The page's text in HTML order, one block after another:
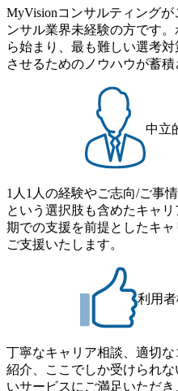
で主体的に動ける方 ・年齢
直に受け取れる方 ・推進力
6年8月23日(日)にSustainable
します。 当SUは「Globalで
ストの構造改革」といった
イアントがこれから取組む
った社会課題やテーマに対
事例などを基に企業の構造
みを行うプロフェッショナ
象となるポジションは下記
(調達改革・設備O&M)【
流改革/需給プロセス改革)【
プロセス分析・AI活用
Consultant職)≪東京・大阪≫
プンポジション)【SCS SU
どはなく、個別選考のみの
りの拘束時間は1時間～最大
※1次面接と最終面接の間を
おりますが、調整が叶わな
ン 書類選考通過者
食事などのカジュアルな交
ススタディ、1対1の模擬面
月の期間に渡り行い、選考
ルタント未経験の方でも、
仕事内容からお話をさせて
ルティングにご興味をお持
にはWebテストを8月20日ま
日までにプログラム参加者
ム : 8月29日(土)10:00～13:30
・プログラム期間中はコン
ェクトのご紹介、ケースワ
・10月17日(土)開催の選考会
す ※ご都合が合わない方は
ラインまたはオフラインの
募となります。他オフィス
たしかねますのでご了承く
歴を2年以上お持ちの方で、
ポジションに応募意思があ
ネスレベルの方 ※日本語が
試験N1またはそれ相当の上
MyVisionコンサルティング
ンサル業界未経験の方です
ら始まり、最も難しい選考
させるためのノウハウが蓄積
中立
1人1人の経験やご志向/ご事
という選択肢も含めたキャ
期での支援を前提としたキ
ご支援いたします。
利用
丁寧なキャリア相談、適切
紹介、ここでしか受けられ
いサービスにご満足いただ